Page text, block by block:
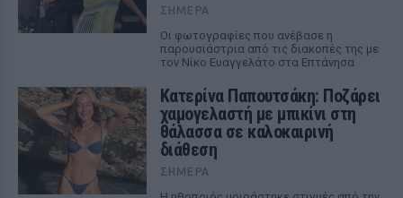
ΣΉΜΕΡΑ
Οι φωτογραφίες που ανέβασε η
παρουσιάστρια από τις διακοπές της με
τον Νίκο Ευαγγελάτο στα Επτάνησα
Κατερίνα Παπουτσάκη: Ποζάρει
χαμογελαστή με μπικίνι στη
θάλασσα σε καλοκαιρινή
διάθεση
ΣΉΜΕΡΑ